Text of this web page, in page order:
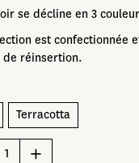
se décline en 3
est confectionnée
réinsertion.
Terracotta